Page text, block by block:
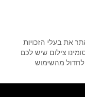
את בעלי הזכויות
צילום שיש לכם
לחדול מהשימוש